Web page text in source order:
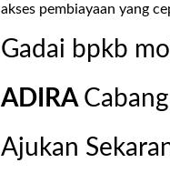
akses pembiayaan yang
Gadai bpkb
ADIRA Cabang
Ajukan